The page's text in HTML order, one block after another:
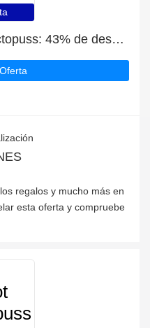
Ahorro diario para Hot Octopuss: 43% de descuento, regalos y más
regalos y mucho más en
esta oferta y compruebe